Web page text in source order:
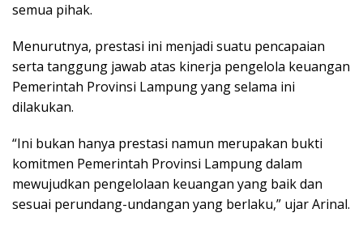
semua pihak.
Menurutnya, prestasi ini menjadi suatu pencapaian
serta tanggung jawab atas kinerja pengelola keuangan
Pemerintah Provinsi Lampung yang selama ini
dilakukan.
“Ini bukan hanya prestasi namun merupakan bukti
komitmen Pemerintah Provinsi Lampung dalam
mewujudkan pengelolaan keuangan yang baik dan
sesuai perundang-undangan yang berlaku,” ujar Arinal.